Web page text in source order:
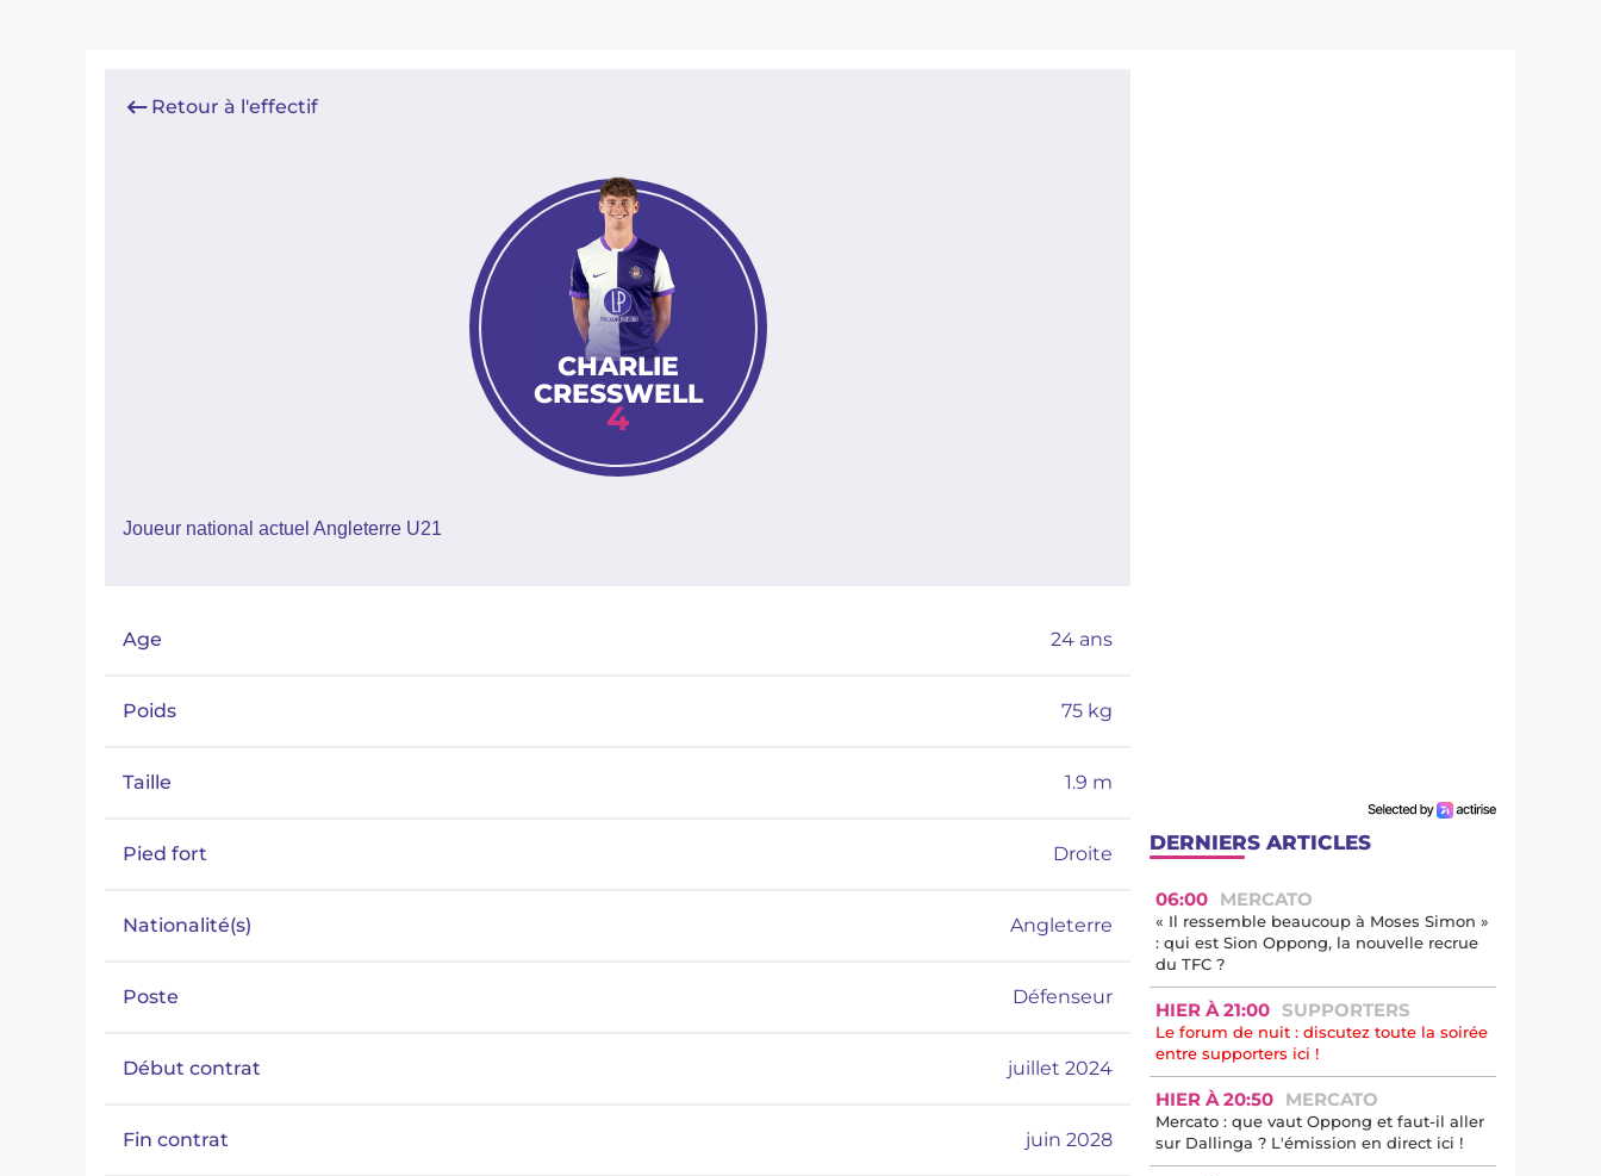
Retour à l'effectif
CHARLIE
CRESSWELL
4
Joueur national actuel Angleterre U21
Age 24 ans
Poids 75 kg
Taille 1.9 m
Pied fort Droite
Nationalité(s) Angleterre
Poste Défenseur
Début contrat juillet 2024
Fin contrat juin 2028
DERNIERS ARTICLES
06:00 MERCATO
« Il ressemble beaucoup à Moses Simon »
: qui est Sion Oppong, la nouvelle recrue
du TFC ?
HIER À 21:00 SUPPORTERS
Le forum de nuit : discutez toute la soirée
entre supporters ici !
HIER À 20:50 MERCATO
Mercato : que vaut Oppong et faut-il aller
sur Dallinga ? L'émission en direct ici !